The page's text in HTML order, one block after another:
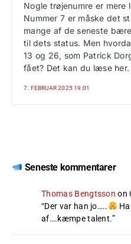
Nogle trøjenumre er mere
Nummer 7 er måske det
mange af de seneste
til dets status. Men
13 og 26, som Patrick
fået? Det kan du læse her.
7. FEBRUAR 2025 19:01
Seneste kommentarer
Thomas Bengtsson on
“Der var han jo…..
af….kæmpe talent.”